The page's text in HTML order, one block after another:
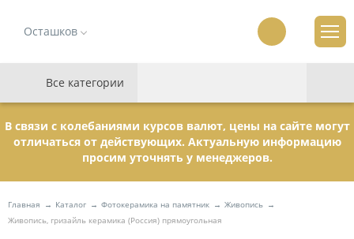
Осташков
Все категории
В связи с колебаниями курсов валют, цены на сайте могут
отличаться от действующих. Актуальную информацию
просим уточнять у менеджеров.
Главная Каталог Фотокерамика на памятник
Живопись
Живопись, гризайль керамика (Россия) прямоугольная